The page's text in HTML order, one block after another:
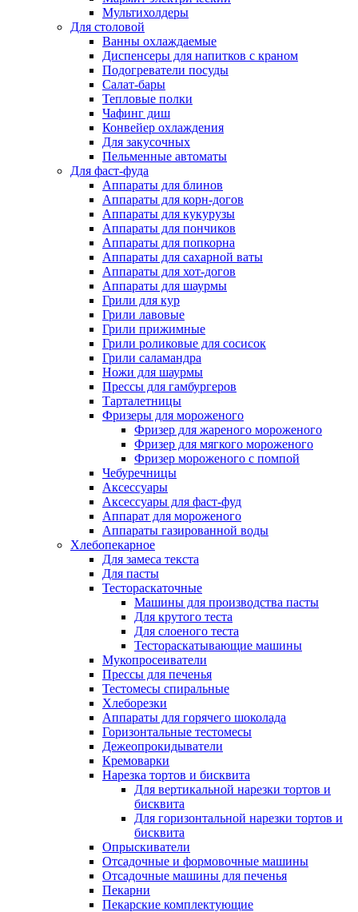
Мультихолдеры
Для столовой
Ванны охлаждаемые
Диспенсеры для напитков с краном
Подогреватели посуды
Салат-бары
Тепловые полки
Чафинг диш
Конвейер охлаждения
Для закусочных
Пельменные автоматы
Для фаст-фуда
Аппараты для блинов
Аппараты для корн-догов
Аппараты для кукурузы
Аппараты для пончиков
Аппараты для попкорна
Аппараты для сахарной ваты
Аппараты для хот-догов
Аппараты для шаурмы
Грили для кур
Грили лавовые
Грили прижимные
Грили роликовые для сосисок
Грили саламандра
Ножи для шаурмы
Прессы для гамбургеров
Тарталетницы
Фризеры для мороженого
Фризер для жареного мороженого
Фризер для мягкого мороженого
Фризер мороженого с помпой
Чебуречницы
Аксессуары
Аксессуары для фаст-фуд
Аппарат для мороженого
Аппараты газированной воды
Хлебопекарное
Для замеса текста
Для пасты
Тестораскаточные
Машины для производства пасты
Для крутого теста
Для слоеного теста
Тестораскатывающие машины
Мукопросеиватели
Прессы для печенья
Тестомесы спиральные
Хлеборезки
Аппараты для горячего шоколада
Горизонтальные тестомесы
Дежеопрокидыватели
Кремоварки
Нарезка тортов и бисквита
Для вертикальной нарезки тортов и
бисквита
Для горизонтальной нарезки тортов и
бисквита
Опрыскиватели
Отсадочные и формовочные машины
Отсадочные машины для печенья
Пекарни
Пекарские комплектующие